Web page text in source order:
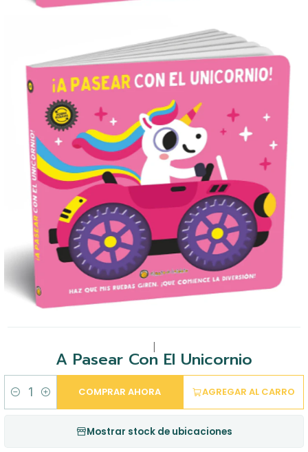
A Pasear Con El Unicornio
Cantidad
AGREGAR AL CARRO
COMPRAR AHORA
Mostrar stock de ubicaciones